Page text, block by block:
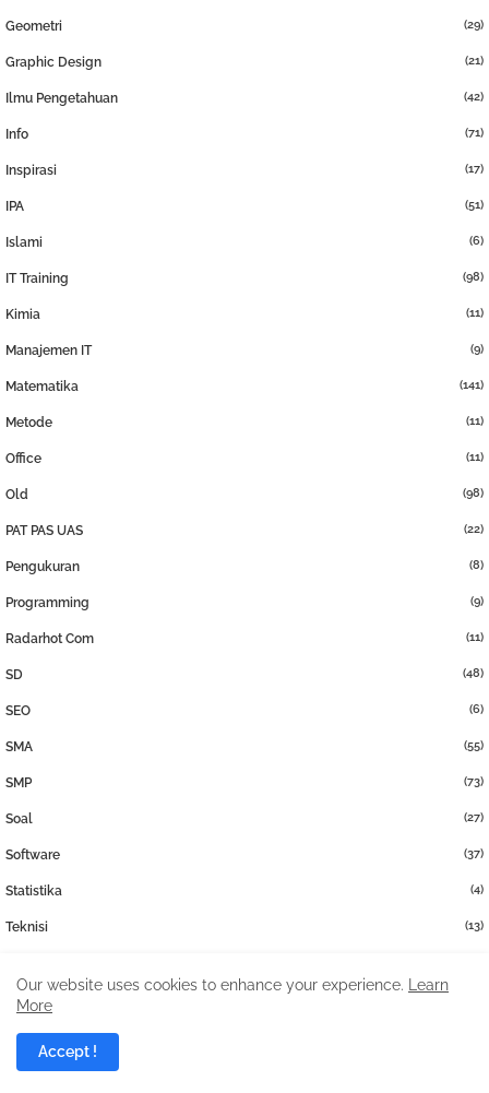
Geometri (29)
Graphic Design (21)
Ilmu Pengetahuan (42)
Info (71)
Inspirasi (17)
IPA (51)
Islami (6)
IT Training (98)
Kimia (11)
Manajemen IT (9)
Matematika (141)
Metode (11)
Office (11)
Old (98)
PAT PAS UAS (22)
Pengukuran (8)
Programming (9)
Radarhot Com (11)
SD (48)
SEO (6)
SMA (55)
SMP (73)
Soal (27)
Software (37)
Statistika (4)
Teknisi (13)
Tutorial
UN UNBK USBN
UTS PTS
Our website uses cookies to enhance your experience.
Learn
More
Accept !